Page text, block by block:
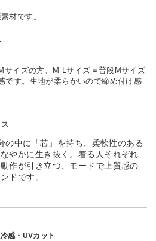
材です。
サイズの方、M-Lサイズ＝普段Mサイズ
です。生地が柔らかいので締め付け感
中に「芯」を持ち、柔軟性のある
やかに生き抜く。着る人それぞれ
作が引き立つ、モードで上質感の
ドです。
感・UVカット